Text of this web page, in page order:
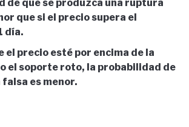
de que se produzca una ruptura
que si el precio supera el
día.
el precio esté por encima de la
el soporte roto, la probabilidad de
es menor.